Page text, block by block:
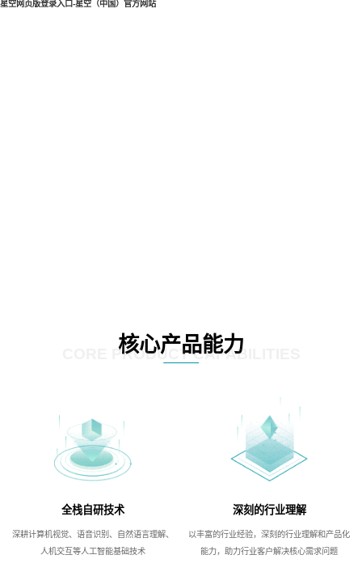
星空网页版登录入口-星空（中国）官方网站
核心产品能力
CORE PRODUCT CAPABILITIES
全栈自研技术
深耕计算机视觉、语音识别、自然语言理解、
人机交互等人工智能基础技术
深刻的行业理解
以丰富的行业经验，深刻的行业理解和产品化
能力，助力行业客户解决核心需求问题